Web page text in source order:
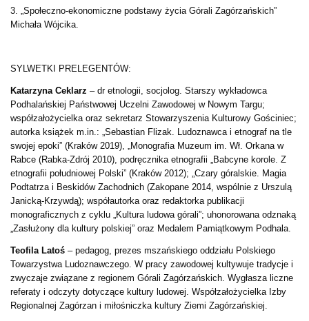
3. „Społeczno-ekonomiczne podstawy życia Górali Zagórzańskich”
Michała Wójcika.
SYLWETKI PRELEGENTÓW:
Katarzyna Ceklarz – dr etnologii, socjolog. Starszy wykładowca
Podhalańskiej Państwowej Uczelni Zawodowej w Nowym Targu;
współzałożycielka oraz sekretarz Stowarzyszenia Kulturowy Gościniec;
autorka książek m.in.: „Sebastian Flizak. Ludoznawca i etnograf na tle
swojej epoki” (Kraków 2019), „Monografia Muzeum im. Wł. Orkana w
Rabce (Rabka-Zdrój 2010), podręcznika etnografii „Babcyne korole. Z
etnografii południowej Polski” (Kraków 2012); „Czary góralskie. Magia
Podtatrza i Beskidów Zachodnich (Zakopane 2014, wspólnie z Urszulą
Janicką-Krzywdą); współautorka oraz redaktorka publikacji
monograficznych z cyklu „Kultura ludowa górali”; uhonorowana odznaką
„Zasłużony dla kultury polskiej” oraz Medalem Pamiątkowym Podhala.
Teofila Latoś – pedagog, prezes mszańskiego oddziału Polskiego
Towarzystwa Ludoznawczego. W pracy zawodowej kultywuje tradycje i
zwyczaje związane z regionem Górali Zagórzańskich. Wygłasza liczne
referaty i odczyty dotyczące kultury ludowej. Współzałożycielka Izby
Regionalnej Zagórzan i miłośniczka kultury Ziemi Zagórzańskiej.